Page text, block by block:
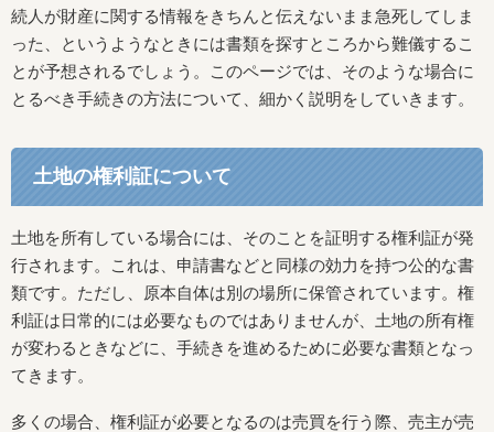
続人が財産に関する情報をきちんと伝えないまま急死してしま
った、というようなときには書類を探すところから難儀するこ
とが予想されるでしょう。このページでは、そのような場合に
とるべき手続きの方法について、細かく説明をしていきます。
土地の権利証について
土地を所有している場合には、そのことを証明する権利証が発
行されます。これは、申請書などと同様の効力を持つ公的な書
類です。ただし、原本自体は別の場所に保管されています。権
利証は日常的には必要なものではありませんが、土地の所有権
が変わるときなどに、手続きを進めるために必要な書類となっ
てきます。
多くの場合、権利証が必要となるのは売買を行う際、売主が売